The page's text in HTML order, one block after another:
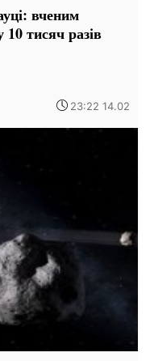
вченим
10 тисяч разів
23:22 14.02